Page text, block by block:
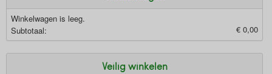
Winkelwagen is leeg.
Subtotaal:
€ 0,00
Veilig winkelen